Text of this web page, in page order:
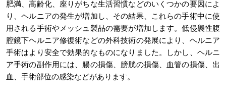
肥満、高齢化、座りがちな生活習慣などのいくつかの要因によ
り、ヘルニアの発生が増加し、その結果、これらの手術中に使
用される手術やメッシュ製品の需要が増加します。低侵襲性腹
腔鏡下ヘルニア修復術などの外科技術の発展により、ヘルニア
手術はより安全で効果的なものになりました。しかし、ヘルニ
ア手術の副作用には、腸の損傷、膀胱の損傷、血管の損傷、出
血、手術部位の感染などがあります。